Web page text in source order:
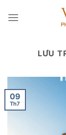
qua
LƯU
09
Th7